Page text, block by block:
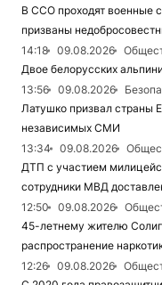
В ССО проходят военные
призваны
14:18
09.08.2026
Двое белорусских
13:56
09.08.2026
Латушко призвал страны
независимых СМИ
13:34
09.08.2026
ДТП с участием
сотрудники МВД
12:50
09.08.2026
45-летнему жителю
распространение
12:26
09.08.2026